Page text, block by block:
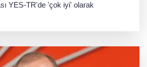
YES-TR'de 'çok iyi' olarak